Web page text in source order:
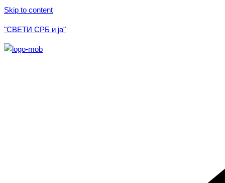
Skip to content
"СВЕТИ СРБ и ја"